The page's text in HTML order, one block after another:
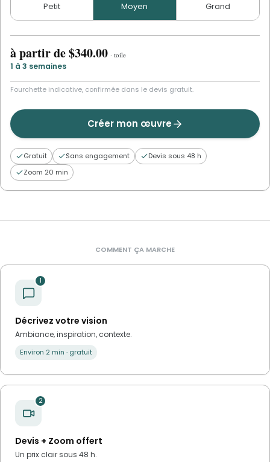
Petit Moyen Grand
à partir de$340.00 · toile
1 à 3 semaines
Fourchette indicative, confirmée dans le devis gratuit.
Créer mon œuvre
Gratuit Sans engagement
Devis sous 48 h
Zoom 20 min
COMMENT ÇA MARCHE
1
Décrivez votre vision
Ambiance, inspiration, contexte.
Environ 2 min · gratuit
2
Devis + Zoom offert
Un prix clair sous 48 h.